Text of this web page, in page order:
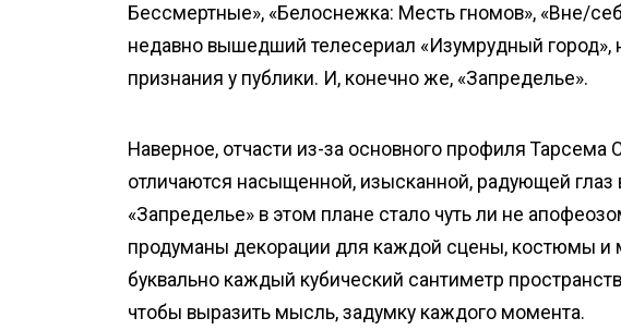
Бессмертные», «Белоснежка: Месть гномов», «Вне/
недавно вышедший телесериал «Изумрудный
признания у публики. И, конечно же, «Запределье».
Наверное, отчасти из-за основного профиля Тарсема
отличаются насыщенной, изысканной, радующей
«Запределье» в этом плане стало чуть ли не
продуманы декорации для каждой сцены, костюмы и
буквально каждый кубический сантиметр
чтобы выразить мысль, задумку каждого момента.